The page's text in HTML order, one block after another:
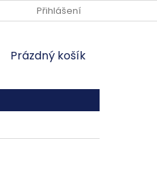
Přihlášení
NÁKUPNÍ
Prázdný košík